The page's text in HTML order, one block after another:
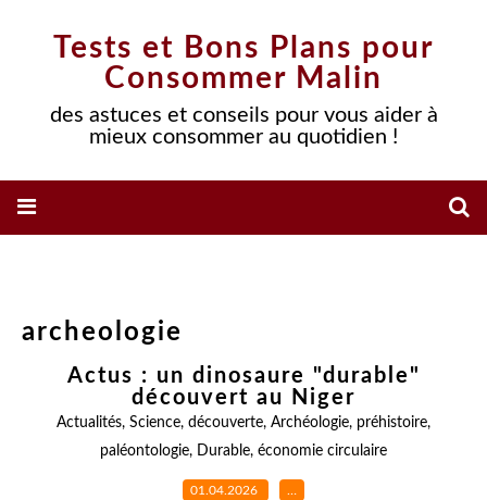
Tests et Bons Plans pour
Consommer Malin
des astuces et conseils pour vous aider à
mieux consommer au quotidien !
archeologie
Actus : un dinosaure "durable"
découvert au Niger
Actualités, Science, découverte, Archéologie, préhistoire,
paléontologie, Durable, économie circulaire
01.04.2026 …